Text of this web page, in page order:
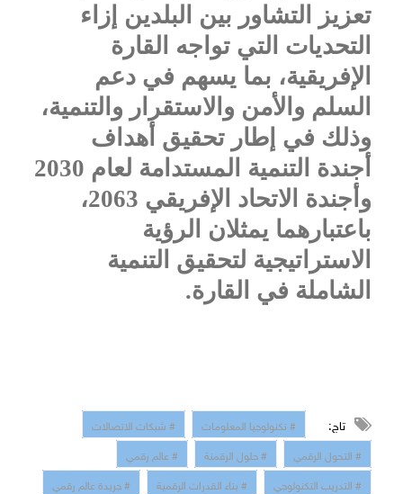
تعزيز التشاور بين البلدين إزاء
التحديات التي تواجه القارة
الإفريقية، بما يسهم في دعم
السلم والأمن والاستقرار والتنمية،
وذلك في إطار تحقيق أهداف
أجندة التنمية المستدامة لعام 2030
وأجندة الاتحاد الإفريقي 2063،
باعتبارهما يمثلان الرؤية
الاستراتيجية لتحقيق التنمية
الشاملة في القارة.
تاج: # تكنولوجيا المعلومات
# شبكات الاتصالات
# التحول الرقمي
# حلول الرقمنة
# عالم رقمي
# التدريب التكنولوجي
# بناء القدرات الرقمية
# جريدة عالم رقمي